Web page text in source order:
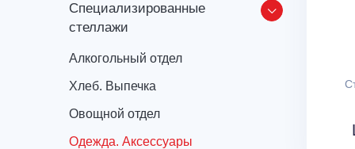
специализированные
стеллажи
Алкогольный отдел
Хлеб. Выпечка
Овощной отдел
Одежда. Аксессуары